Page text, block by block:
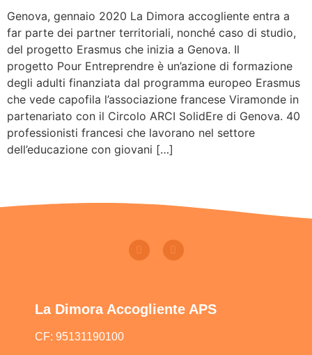
Genova, gennaio 2020 La Dimora accogliente entra a
far parte dei partner territoriali, nonché caso di studio,
del progetto Erasmus che inizia a Genova. Il
progetto Pour Entreprendre è un’azione di formazione
degli adulti finanziata dal programma europeo Erasmus
che vede capofila l’associazione francese Viramonde in
partenariato con il Circolo ARCI SolidEre di Genova. 40
professionisti francesi che lavorano nel settore
dell’educazione con giovani […]
La Dimora Accogliente APS
CF: 95131190100